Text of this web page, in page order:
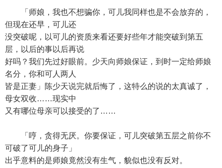
「师娘，我也不想骗你，可儿我同样也是不会放弃的，
但现在还早，可儿还
没突破呢，以可儿的资质来看还要好些年才能突破到第五
层，以后的事以后再说
好吗？我们先过好眼前。少天向师娘保证，到时一定给师娘
名分，你和可人两人
皆是正妻」陈少天说完就后悔了，这特么的说的太真诚了，
母女双收……现实中
又有哪位母亲可以接受的了……
「哼，贪得无厌。你要保证，可儿突破第五层之前你不
可破了可儿的身子」
出乎意料的是师娘竟然没有生气，貌似也没有反对。